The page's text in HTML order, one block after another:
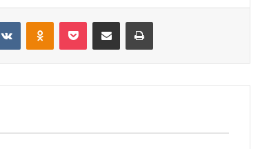
VKontakteOdnoklassniki
Pocket Compartir por correo electrónicoImprimir